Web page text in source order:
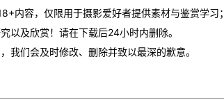
内容，仅限用于摄影爱好者提供素材与鉴赏学习；
以及欣赏！请在下载后24小时内删除。
我们会及时修改、删除并致以最深的歉意。